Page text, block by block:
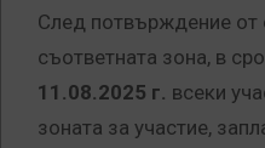
След потвърждение от
съответната зона, в
11.08.2025 г. всеки
зоната за участие,